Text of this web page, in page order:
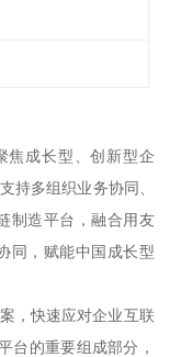
焦成长型、创新型企
持多组织业务协同、
制造平台，融合用友
同，赋能中国成长型
，快速应对企业互联
台的重要组成部分，